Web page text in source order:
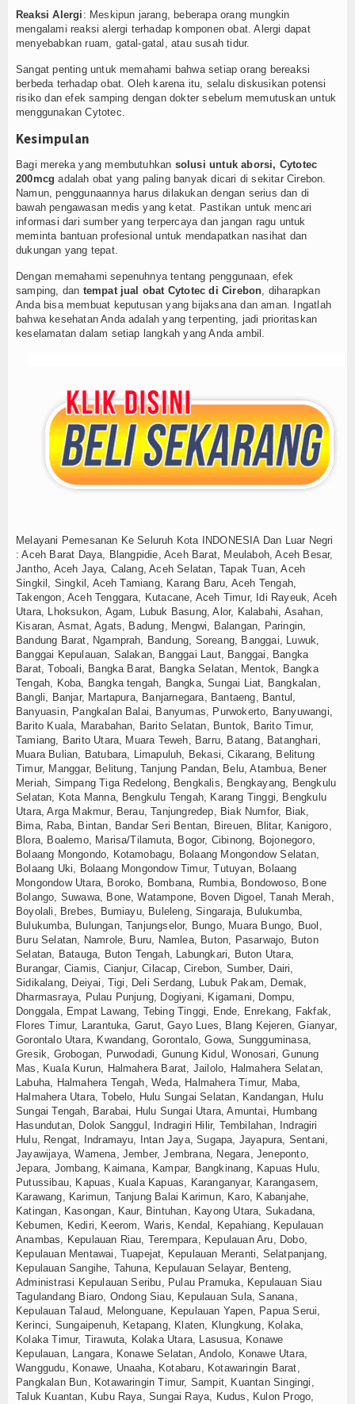
Reaksi Alergi : Meskipun jarang, beberapa orang mungkin
mengalami reaksi alergi terhadap komponen obat. Alergi dapat
menyebabkan ruam, gatal-gatal, atau susah tidur.
Sangat penting untuk memahami bahwa setiap orang bereaksi
berbeda terhadap obat. Oleh karena itu, selalu diskusikan potensi
risiko dan efek samping dengan dokter sebelum memutuskan untuk
menggunakan Cytotec.
Kesimpulan
Bagi mereka yang membutuhkan solusi untuk aborsi, Cytotec
200mcg adalah obat yang paling banyak dicari di sekitar Cirebon.
Namun, penggunaannya harus dilakukan dengan serius dan di
bawah pengawasan medis yang ketat. Pastikan untuk mencari
informasi dari sumber yang terpercaya dan jangan ragu untuk
meminta bantuan profesional untuk mendapatkan nasihat dan
dukungan yang tepat.
Dengan memahami sepenuhnya tentang penggunaan, efek
samping, dan tempat jual obat Cytotec di Cirebon , diharapkan
Anda bisa membuat keputusan yang bijaksana dan aman. Ingatlah
bahwa kesehatan Anda adalah yang terpenting, jadi prioritaskan
keselamatan dalam setiap langkah yang Anda ambil.
Melayani Pemesanan Ke Seluruh Kota INDONESIA Dan Luar Negri
: Aceh Barat Daya, Blangpidie, Aceh Barat, Meulaboh, Aceh Besar,
Jantho, Aceh Jaya, Calang, Aceh Selatan, Tapak Tuan, Aceh
Singkil, Singkil, Aceh Tamiang, Karang Baru, Aceh Tengah,
Takengon, Aceh Tenggara, Kutacane, Aceh Timur, Idi Rayeuk, Aceh
Utara, Lhoksukon, Agam, Lubuk Basung, Alor, Kalabahi, Asahan,
Kisaran, Asmat, Agats, Badung, Mengwi, Balangan, Paringin,
Bandung Barat, Ngamprah, Bandung, Soreang, Banggai, Luwuk,
Banggai Kepulauan, Salakan, Banggai Laut, Banggai, Bangka
Barat, Toboali, Bangka Barat, Bangka Selatan, Mentok, Bangka
Tengah, Koba, Bangka tengah, Bangka, Sungai Liat, Bangkalan,
Bangli, Banjar, Martapura, Banjarnegara, Bantaeng, Bantul,
Banyuasin, Pangkalan Balai, Banyumas, Purwokerto, Banyuwangi,
Barito Kuala, Marabahan, Barito Selatan, Buntok, Barito Timur,
Tamiang, Barito Utara, Muara Teweh, Barru, Batang, Batanghari,
Muara Bulian, Batubara, Limapuluh, Bekasi, Cikarang, Belitung
Timur, Manggar, Belitung, Tanjung Pandan, Belu, Atambua, Bener
Meriah, Simpang Tiga Redelong, Bengkalis, Bengkayang, Bengkulu
Selatan, Kota Manna, Bengkulu Tengah, Karang Tinggi, Bengkulu
Utara, Arga Makmur, Berau, Tanjungredep, Biak Numfor, Biak,
Bima, Raba, Bintan, Bandar Seri Bentan, Bireuen, Blitar, Kanigoro,
Blora, Boalemo, Marisa/Tilamuta, Bogor, Cibinong, Bojonegoro,
Bolaang Mongondo, Kotamobagu, Bolaang Mongondow Selatan,
Bolaang Uki, Bolaang Mongondow Timur, Tutuyan, Bolaang
Mongondow Utara, Boroko, Bombana, Rumbia, Bondowoso, Bone
Bolango, Suwawa, Bone, Watampone, Boven Digoel, Tanah Merah,
Boyolali, Brebes, Bumiayu, Buleleng, Singaraja, Bulukumba,
Bulukumba, Bulungan, Tanjungselor, Bungo, Muara Bungo, Buol,
Buru Selatan, Namrole, Buru, Namlea, Buton, Pasarwajo, Buton
Selatan, Batauga, Buton Tengah, Labungkari, Buton Utara,
Burangar, Ciamis, Cianjur, Cilacap, Cirebon, Sumber, Dairi,
Sidikalang, Deiyai, Tigi, Deli Serdang, Lubuk Pakam, Demak,
Dharmasraya, Pulau Punjung, Dogiyani, Kigamani, Dompu,
Donggala, Empat Lawang, Tebing Tinggi, Ende, Enrekang, Fakfak,
Flores Timur, Larantuka, Garut, Gayo Lues, Blang Kejeren, Gianyar,
Gorontalo Utara, Kwandang, Gorontalo, Gowa, Sungguminasa,
Gresik, Grobogan, Purwodadi, Gunung Kidul, Wonosari, Gunung
Mas, Kuala Kurun, Halmahera Barat, Jailolo, Halmahera Selatan,
Labuha, Halmahera Tengah, Weda, Halmahera Timur, Maba,
Halmahera Utara, Tobelo, Hulu Sungai Selatan, Kandangan, Hulu
Sungai Tengah, Barabai, Hulu Sungai Utara, Amuntai, Humbang
Hasundutan, Dolok Sanggul, Indragiri Hilir, Tembilahan, Indragiri
Hulu, Rengat, Indramayu, Intan Jaya, Sugapa, Jayapura, Sentani,
Jayawijaya, Wamena, Jember, Jembrana, Negara, Jeneponto,
Jepara, Jombang, Kaimana, Kampar, Bangkinang, Kapuas Hulu,
Putussibau, Kapuas, Kuala Kapuas, Karanganyar, Karangasem,
Karawang, Karimun, Tanjung Balai Karimun, Karo, Kabanjahe,
Katingan, Kasongan, Kaur, Bintuhan, Kayong Utara, Sukadana,
Kebumen, Kediri, Keerom, Waris, Kendal, Kepahiang, Kepulauan
Anambas, Kepulauan Riau, Terempara, Kepulauan Aru, Dobo,
Kepulauan Mentawai, Tuapejat, Kepulauan Meranti, Selatpanjang,
Kepulauan Sangihe, Tahuna, Kepulauan Selayar, Benteng,
Administrasi Kepulauan Seribu, Pulau Pramuka, Kepulauan Siau
Tagulandang Biaro, Ondong Siau, Kepulauan Sula, Sanana,
Kepulauan Talaud, Melonguane, Kepulauan Yapen, Papua Serui,
Kerinci, Sungaipenuh, Ketapang, Klaten, Klungkung, Kolaka,
Kolaka Timur, Tirawuta, Kolaka Utara, Lasusua, Konawe
Kepulauan, Langara, Konawe Selatan, Andolo, Konawe Utara,
Wanggudu, Konawe, Unaaha, Kotabaru, Kotawaringin Barat,
Pangkalan Bun, Kotawaringin Timur, Sampit, Kuantan Singingi,
Taluk Kuantan, Kubu Raya, Sungai Raya, Kudus, Kulon Progo,